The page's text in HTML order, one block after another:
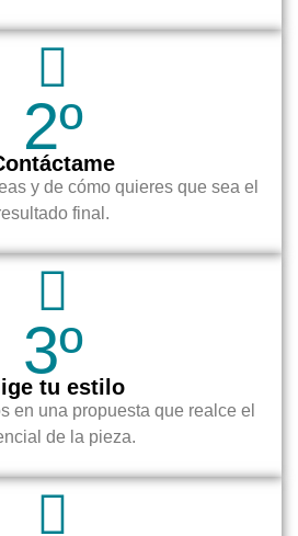
2º
y de cómo quieres que sea el
final.
3º
tu estilo
en una propuesta que realce el
de la pieza.